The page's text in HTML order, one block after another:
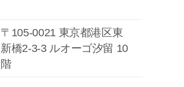
〒105-0021 東京都港区東
新橋2-3-3 ルオーゴ汐留 10
階